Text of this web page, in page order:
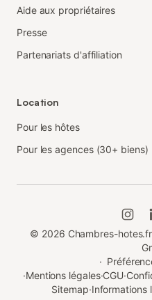
Aide aux propriétaires
Presse
Partenariats d'affiliation
Location
Pour les hôtes
Pour les agences (30+ biens)
© 2026 Chambres-
·
·Mentions légales·CGU·
Sitemap·Informations